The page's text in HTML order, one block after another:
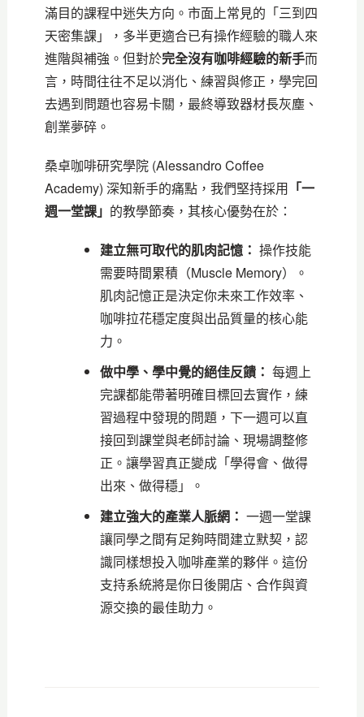
滿目的課程中迷失方向。市面上常見的「三到四
天密集課」，多半更適合已有操作經驗的職人來
進階與補強。但對於完全沒有咖啡經驗的新手而
言，時間往往不足以消化、練習與修正，學完回
去遇到問題也容易卡關，最終導致器材長灰塵、
創業夢碎。
桑卓咖啡研究學院 (Alessandro Coffee
Academy) 深知新手的痛點，我們堅持採用 「一
週一堂課」 的教學節奏，其核心優勢在於：
建立無可取代的肌肉記憶： 操作技能
需要時間累積（Muscle Memory）。
肌肉記憶正是決定你未來工作效率、
咖啡拉花穩定度與出品質量的核心能
力。
做中學、學中覺的絕佳反饋： 每週上
完課都能帶著明確目標回去實作，練
習過程中發現的問題，下一週可以直
接回到課堂與老師討論、現場調整修
正。讓學習真正變成「學得會、做得
出來、做得穩」。
建立強大的產業人脈網： 一週一堂課
讓同學之間有足夠時間建立默契，認
識同樣想投入咖啡產業的夥伴。這份
支持系統將是你日後開店、合作與資
源交換的最佳助力。